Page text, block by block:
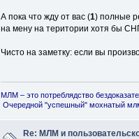
А пока что жду от вас (1) полные
на мену на територии хотя бы
Чисто на заметку: если вы
МЛМ – это потреблядство
Очередной "успешный" мохнатый
Re: МЛМ и